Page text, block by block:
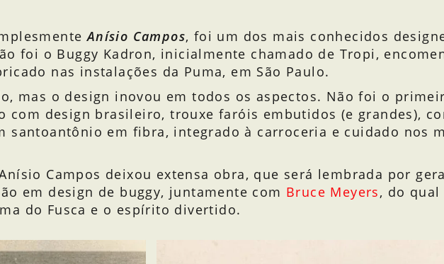
Anísio Campos, foi um dos mais conhecidos
foi o Buggy Kadron, inicialmente chamado de Tropi,
nas instalações da Puma, em São Paulo.
mas o design inovou em todos os aspectos. Não foi o
design brasileiro, trouxe faróis embutidos (e grandes),
santoantônio em fibra, integrado à carroceria e cuidado nos
Campos deixou extensa obra, que será lembrada por
em design de buggy, juntamente com Bruce Meyers, do qual
do Fusca e o espírito divertido.